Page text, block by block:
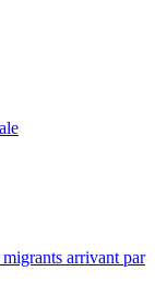
arrivant par